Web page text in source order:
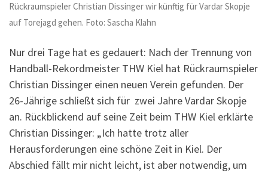
Rückraumspieler Christian Dissinger wir künftig für Vardar Skopje
auf Torejagd gehen. Foto: Sascha Klahn
Nur drei Tage hat es gedauert: Nach der Trennung von
Handball-Rekordmeister THW Kiel hat Rückraumspieler
Christian Dissinger einen neuen Verein gefunden. Der
26-Jährige schließt sich für zwei Jahre Vardar Skopje
an. Rückblickend auf seine Zeit beim THW Kiel erklärte
Christian Dissinger: „Ich hatte trotz aller
Herausforderungen eine schöne Zeit in Kiel. Der
Abschied fällt mir nicht leicht, ist aber notwendig, um